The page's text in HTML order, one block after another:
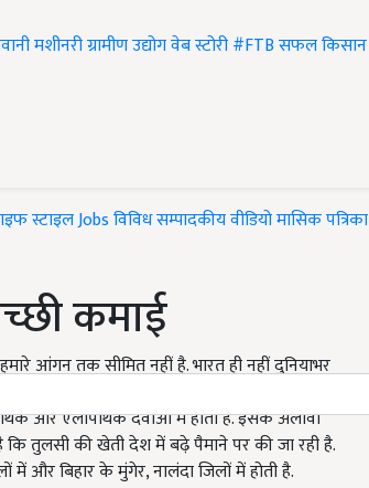
मशीनरीग्रामीण उद्योगवेब स्टोरी#FTBसफल किसान
स्टाइलJobsविविधसम्पादकीयवीडियोमासिक पत्रिका
कमाई
आंगन तक सीमित नहीं है. भारत ही नहीं दुनियाभर
और एलोपैथिक दवाओं में होता है. इसके अलावा
कि तुलसी की खेती देश में बढ़े पैमाने पर की जा रही है.
में और बिहार के मुंगेर, नालंदा जिलों में होती है.